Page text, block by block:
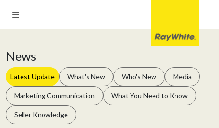
News
Latest Update What's New Who's New Media
Marketing Communication What You Need to Know
Seller Knowledge